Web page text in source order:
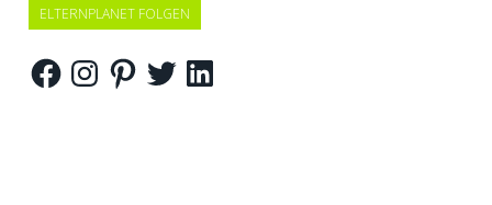
ELTERNPLANET FOLGEN
FacebookInstagramPinterestTwitterLinkedIn